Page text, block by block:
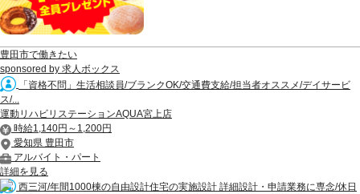
豊田市で働きたい
sponsored by 求人ボックス
「資格不問」生活相談員/ブランクOK/交通費支給/担当者オススメ/デイサービ
ス/...
運動リハビリステーションAQUA宮上店
時給1,140円～1,200円
愛知県 豊田市
アルバイト・パート
詳細を見る
西三河/年間1000棟の自由設計住宅の実施設計 詳細設計・申請業務に専念/休日